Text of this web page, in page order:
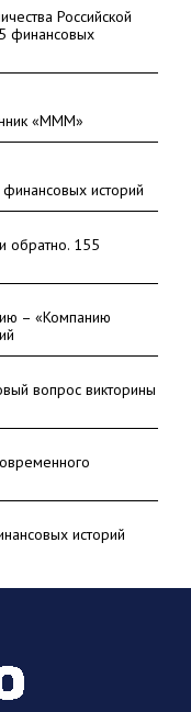
Российской
финансовых
«МММ»
историй
обратно. 155
– «Компанию
вопрос викторины
историй